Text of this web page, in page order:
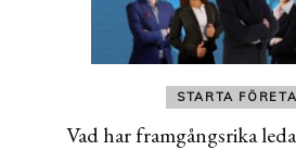
STARTA
Vad har framgångsrika